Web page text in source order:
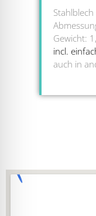
Gewicht:
incl.
auch in